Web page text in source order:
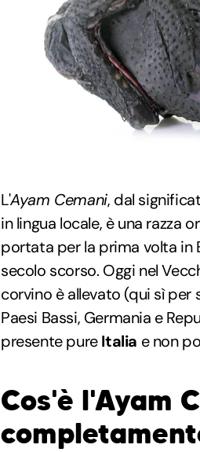
L'Ayam Cemani, dal
in lingua locale, è una razza
portata per la prima volta in
secolo scorso. Oggi nel
corvino è allevato (qui sì
Paesi Bassi, Germania e
presente pureItalia e non
Cos'è l'Ayam